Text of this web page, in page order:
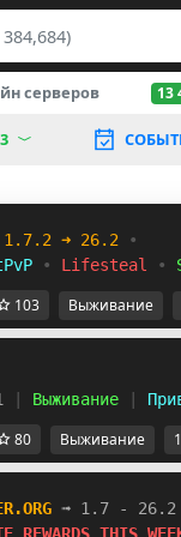
серверов 13
1.7.2 ➜ 26.2
•
• Lifesteal •
103 Выживание
Выживание
80 Выживание
R.ORG ➟ 1.7 -